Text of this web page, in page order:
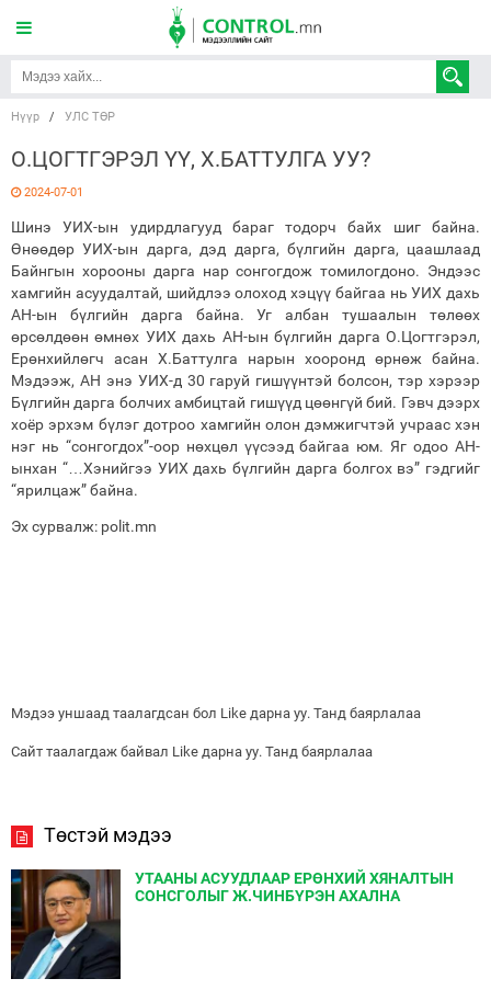
Нүүр / УЛС ТӨР
О.ЦОГТГЭРЭЛ ҮҮ, Х.БАТТУЛГА УУ?
2024-07-01
Шинэ УИХ-ын удирдлагууд бараг тодорч байх шиг байна.
Өнөөдөр УИХ-ын дарга, дэд дарга, бүлгийн дарга, цаашлаад
Байнгын хорооны дарга нар сонгогдож томилогдоно. Эндээс
хамгийн асуудалтай, шийдлээ олоход хэцүү байгаа нь УИХ дахь
АН-ын бүлгийн дарга байна. Уг албан тушаалын төлөөх
өрсөлдөөн өмнөх УИХ дахь АН-ын бүлгийн дарга О.Цогтгэрэл,
Ерөнхийлөгч асан Х.Баттулга нарын хооронд өрнөж байна.
Мэдээж, АН энэ УИХ-д 30 гаруй гишүүнтэй болсон, тэр хэрээр
Бүлгийн дарга болчих амбицтай гишүүд цөөнгүй бий. Гэвч дээрх
хоёр эрхэм бүлэг дотроо хамгийн олон дэмжигчтэй учраас хэн
нэг нь “сонгогдох”-оор нөхцөл үүсээд байгаа юм. Яг одоо АН-
ынхан “…Хэнийгээ УИХ дахь бүлгийн дарга болгох вэ” гэдгийг
“ярилцаж” байна.
Эх сурвалж: polit.mn
Мэдээ уншаад таалагдсан бол Like дарна уу. Танд баярлалаа
Сайт таалагдаж байвал Like дарна уу. Танд баярлалаа
Төстэй мэдээ
УТААНЫ АСУУДЛААР ЕРӨНХИЙ ХЯНАЛТЫН
СОНСГОЛЫГ Ж.ЧИНБҮРЭН АХАЛНА